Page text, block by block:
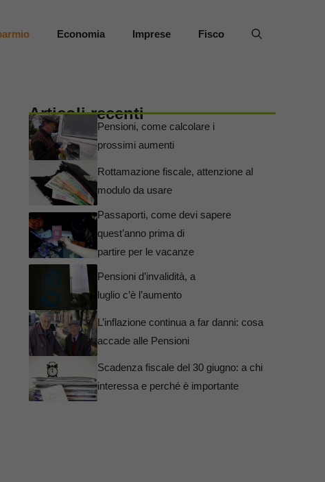
Economia Imprese Fisco
Articoli recenti
Pensioni, come calcolare i
prossimi aumenti
Rottamazione fiscale, attenzione al
modulo da usare
Passaporti, come devi sapere
quest’anno prima di
partire per le vacanze
Pensioni d’invalidità, a
luglio c’è l’aumento
L’inflazione continua a far danni: cosa
accade alle Pensioni
Scadenza fiscale del 30 giugno: a chi
interessa e perché è importante